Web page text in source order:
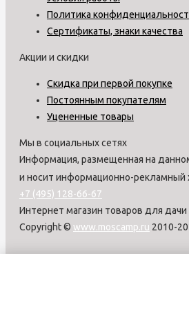
Политика
Сертификаты, знаки качества
Акции и скидки
Скидка при первой покупке
Постоянным покупателям
Уцененные товары
Мы в социальных сетях
Информация, размещенная на
и носит информационно-рекламный
+7 (495) 128-66-67
Интернет магазин товаров для
Copyright © www.moscamp.ru 2010-